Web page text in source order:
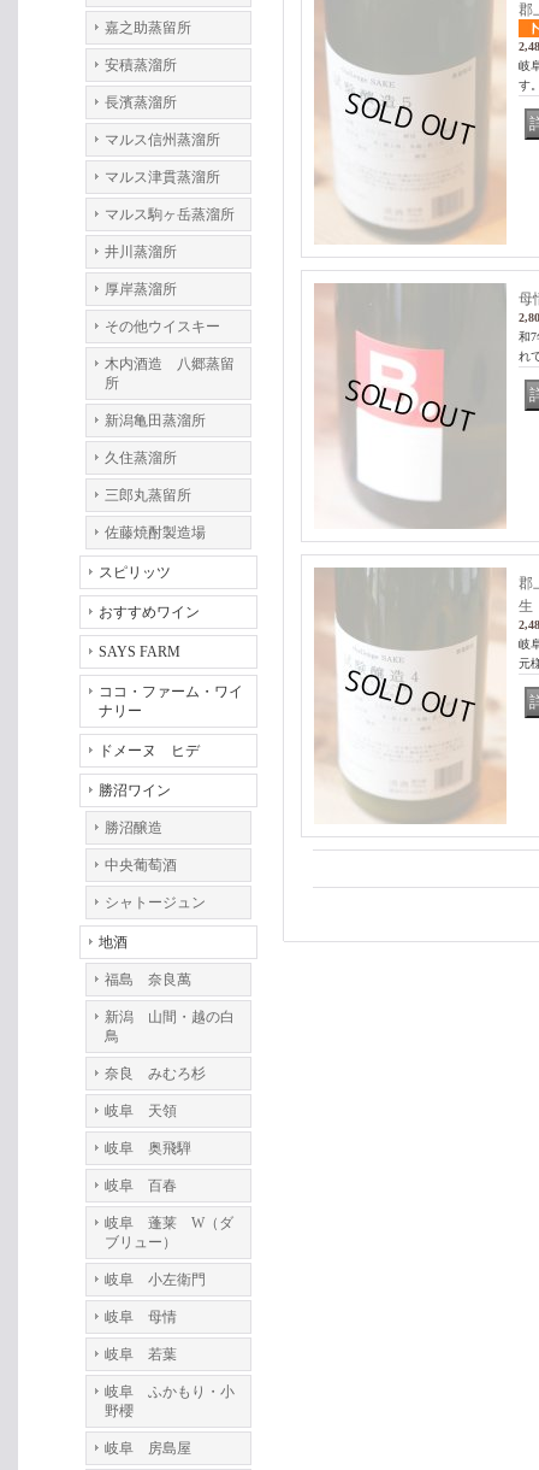
嘉之助蒸留所
安積蒸溜所
長濱蒸溜所
マルス信州蒸溜所
マルス津貫蒸溜所
マルス駒ヶ岳蒸溜所
井川蒸溜所
厚岸蒸溜所
その他ウイスキー
木内酒造 八郷蒸留
所
新潟亀田蒸溜所
久住蒸溜所
三郎丸蒸留所
佐藤焼酎製造場
スピリッツ
おすすめワイン
SAYS FARM
ココ・ファーム・ワイ
ナリー
ドメーヌ ヒデ
勝沼ワイン
勝沼醸造
中央葡萄酒
シャトージュン
地酒
福島 奈良萬
新潟 山間・越の白
鳥
奈良 みむろ杉
岐阜 天領
岐阜 奥飛騨
岐阜 百春
岐阜 蓬莱 W（ダ
ブリュー）
岐阜 小左衛門
岐阜 母情
岐阜 若葉
岐阜 ふかもり・小
野櫻
岐阜 房島屋
郡
岐
す
母
和
れ
郡
生
岐
元